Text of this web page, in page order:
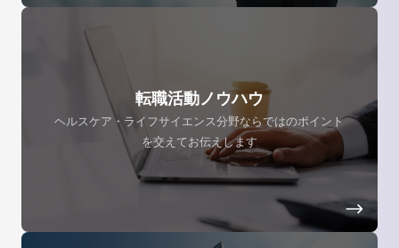
転職活動ノウハウ
ヘルスケア・ライフサイエンス分野ならではのポイント
を交えてお伝えします